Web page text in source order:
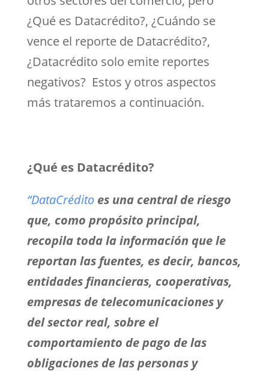
¿Qué es Datacrédito?, ¿Cuándo se
vence el reporte de Datacrédito?,
¿Datacrédito solo emite reportes
negativos? Estos y otros aspectos
más trataremos a continuación.
¿Qué es Datacrédito?
“DataCrédito es una central de riesgo
que, como propósito principal,
recopila toda la información que le
reportan las fuentes, es decir, bancos,
entidades financieras, cooperativas,
empresas de telecomunicaciones y
del sector real, sobre el
comportamiento de pago de las
obligaciones de las personas y